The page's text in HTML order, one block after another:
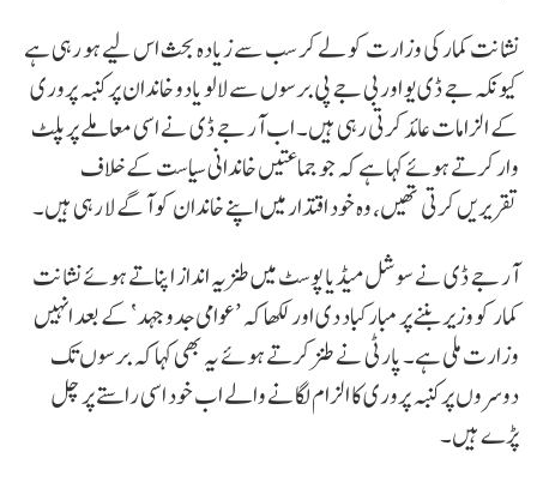
نشانت کمار کی وزارت کو لے کر سب سے زیادہ بحث اس لیے ہو رہی ہے
کیونکہ جے ڈی یو اور بی جے پی برسوں سے لالو یادو خاندان پر کنبہ پروری
کے الزامات عائد کرتی رہی ہیں۔ اب آر جے ڈی نے اسی معاملے پر پلٹ
وار کرتے ہوئے کہا ہے کہ جو جماعتیں خاندانی سیاست کے خلاف
تقریریں کرتی تھیں، وہ خود اقتدار میں اپنے خاندان کو آگے لا رہی ہیں۔
آر جے ڈی نے سوشل میڈیا پوسٹ میں طنزیہ انداز اپناتے ہوئے نشانت
کمار کو وزیر بننے پر مبارکباد دی اور لکھا کہ ’عوامی جدوجہد‘ کے بعد انہیں
وزارت ملی ہے۔ پارٹی نے طنز کرتے ہوئے یہ بھی کہا کہ برسوں تک
دوسروں پر کنبہ پروری کا الزام لگانے والے اب خود اسی راستے پر چل
پڑے ہیں۔